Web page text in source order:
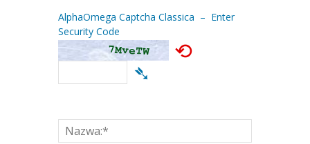
AlphaOmega Captcha Classica – Enter
Security Code
⟲
➴